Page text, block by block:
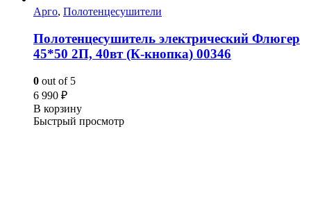
Арго, Полотенцесушители
Полотенцесушитель электрический Флюгер
45*50 2П, 40вт (К-кнопка) 00346
0 out of 5
6 990 ₽
В корзину
Быстрый просмотр